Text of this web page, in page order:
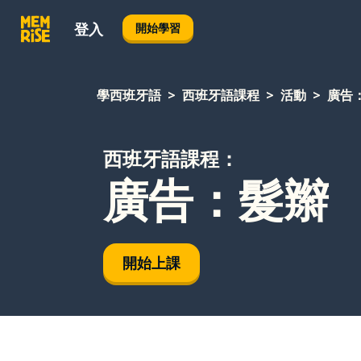
登入 開始學習
學西班牙語 西班牙語課程 活動 廣告
西班牙語課程：
廣告：髮辮
開始上課